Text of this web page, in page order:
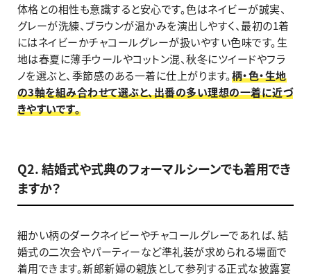
体格との相性も意識すると安心です。色はネイビーが誠実、
グレーが洗練、ブラウンが温かみを演出しやすく、最初の1着
にはネイビーかチャコールグレーが扱いやすい色味です。生
地は春夏に薄手ウールやコットン混、秋冬にツイードやフラ
ノを選ぶと、季節感のある一着に仕上がります。柄・色・生地
の3軸を組み合わせて選ぶと、出番の多い理想の一着に近づ
きやすいです。
Q2. 結婚式や式典のフォーマルシーンでも着用でき
ますか？
細かい柄のダークネイビーやチャコールグレーであれば、結
婚式の二次会やパーティーなど準礼装が求められる場面で
着用できます。新郎新婦の親族として参列する正式な披露宴